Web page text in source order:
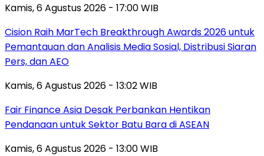
Kamis, 6 Agustus 2026 - 17:00 WIB
Cision Raih MarTech Breakthrough Awards 2026 untuk
Pemantauan dan Analisis Media Sosial, Distribusi Siaran
Pers, dan AEO
Kamis, 6 Agustus 2026 - 13:02 WIB
Fair Finance Asia Desak Perbankan Hentikan
Pendanaan untuk Sektor Batu Bara di ASEAN
Kamis, 6 Agustus 2026 - 13:00 WIB